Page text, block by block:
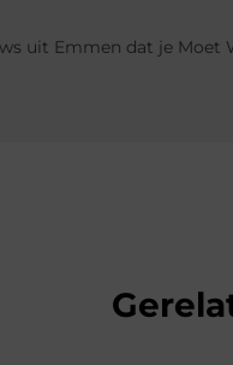
uit Emmen dat je Moet